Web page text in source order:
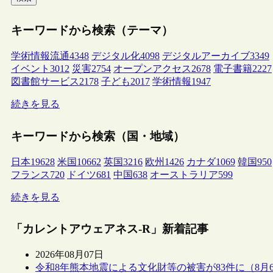
キーワードから検索（テーマ）
学術情報流通4348 デジタル化4098 デジタルアーカイブ3349
イベント 3012 災害2754 オープンアクセス2678 電子書籍2227
図書館サービス2178 子ども2017 学術情報1947
続きを見る
キーワードから検索（国・地域）
日本19628 米国 10662 英国3216 欧州 1426 カナダ1069 韓国950
フランス720 ドイツ681 中国638 オーストラリア599
続きを見る
「カレントアウェアネス-R」新着記事
2026年08月07日
令和8年熊本地震による文化財等の被害が83件に（8月